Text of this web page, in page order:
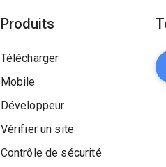
Produits
Télécharger
Mobile
Développeur
Vérifier un site
Contrôle de sécurité